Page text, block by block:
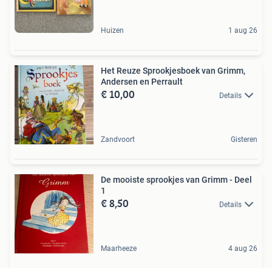
Huizen 1 aug 26
Het Reuze Sprookjesboek van Grimm,
Andersen en Perrault
€ 10,00 Details
Zandvoort Gisteren
De mooiste sprookjes van Grimm - Deel
1
€ 8,50 Details
Maarheeze 4 aug 26